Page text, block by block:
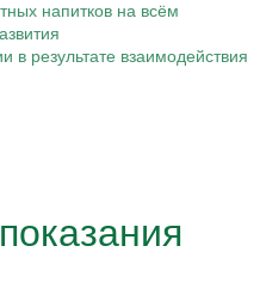
напитков на всём
результате взаимодействия